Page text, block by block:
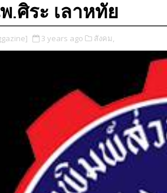
.ศิระ เลาหทัย
3 years ago สังคม,